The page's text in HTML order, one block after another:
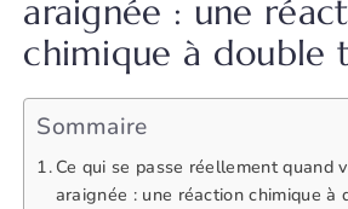
araignée : une
chimique à double
Sommaire
Ce qui se passe réellement quand
araignée : une réaction chimique à